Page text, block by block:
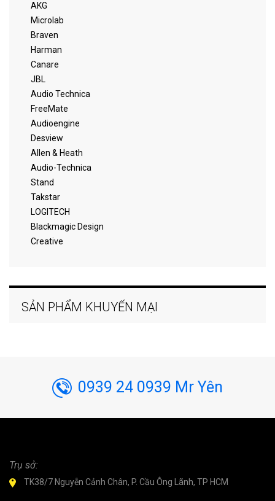
AKG
Microlab
Braven
Harman
Canare
JBL
Audio Technica
FreeMate
Audioengine
Desview
Allen & Heath
Audio-Technica
Stand
Takstar
LOGITECH
Blackmagic Design
Creative
SẢN PHẨM KHUYẾN MẠI
0939 24 0939 Mr Yên
Trụ sở:
TK38/7 Nguyễn Cảnh Chân, P. Cầu Ông Lãnh, TP HCM